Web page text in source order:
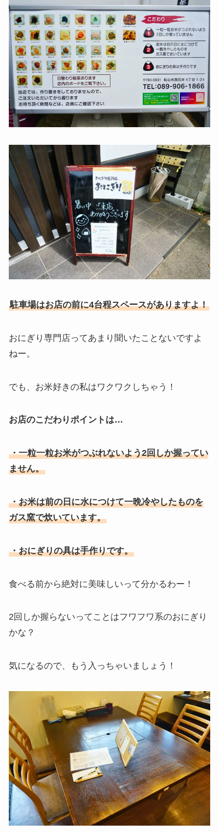
駐車場はお店の前に4台程スペースがありますよ！
おにぎり専門店ってあまり聞いたことないですよ
ねー。
でも、お米好きの私はワクワクしちゃう！
お店のこだわりポイントは…
・一粒一粒お米がつぶれないよう2回しか握ってい
ません。
・お米は前の日に水につけて一晩冷やしたものを
ガス窯で炊いています。
・おにぎりの具は手作りです。
食べる前から絶対に美味しいって分かるわー！
2回しか握らないってことはフワフワ系のおにぎり
かな？
気になるので、もう入っちゃいましょう！